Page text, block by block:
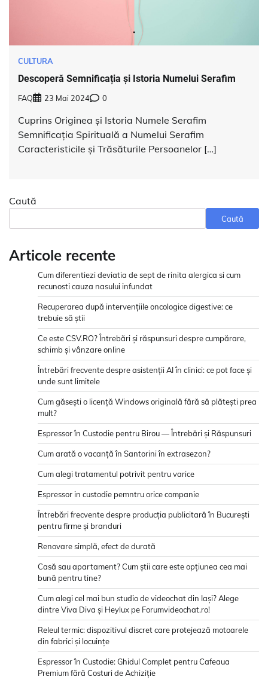
CULTURA
Descoperă Semnificația și Istoria Numelui Serafim
FAQ 23 Mai 2024 0
Cuprins Originea și Istoria Numele Serafim
Semnificația Spirituală a Numelui Serafim
Caracteristicile și Trăsăturile Persoanelor […]
Caută
Caută
Articole recente
Cum diferentiezi deviatia de sept de rinita alergica si cum
recunosti cauza nasului infundat
Recuperarea după intervențiile oncologice digestive: ce
trebuie să știi
Ce este CSV.RO? Întrebări și răspunsuri despre cumpărare,
schimb și vânzare online
Întrebări frecvente despre asistenții AI în clinici: ce pot face și
unde sunt limitele
Cum găsești o licență Windows originală fără să plătești prea
mult?
Espressor în Custodie pentru Birou — Întrebări și Răspunsuri
Cum arată o vacanță în Santorini în extrasezon?
Cum alegi tratamentul potrivit pentru varice
Espressor in custodie pemntru orice companie
Întrebări frecvente despre producția publicitară în București
pentru firme și branduri
Renovare simplă, efect de durată
Casă sau apartament? Cum știi care este opțiunea cea mai
bună pentru tine?
Cum alegi cel mai bun studio de videochat din Iași? Alege
dintre Viva Diva și Heylux pe Forumvideochat.ro!
Releul termic: dispozitivul discret care protejează motoarele
din fabrici și locuințe
Espressor în Custodie: Ghidul Complet pentru Cafeaua
Premium fără Costuri de Achiziție